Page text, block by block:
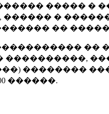
����� �
�
��
��
��������
������.